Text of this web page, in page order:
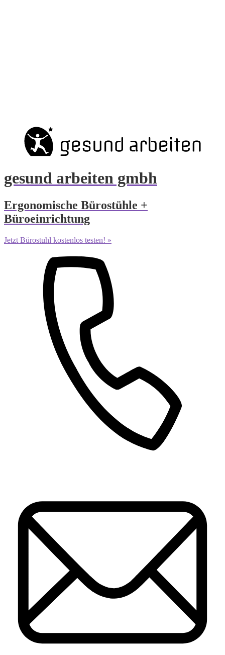
gesund arbeiten gmbh
Ergonomische Bürostühle +
Büroeinrichtung
Jetzt Bürostuhl kostenlos testen! »